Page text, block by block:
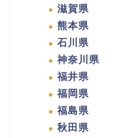
滋賀県
熊本県
石川県
神奈川県
福井県
福岡県
福島県
秋田県